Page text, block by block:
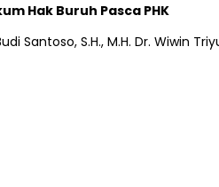
Hak Buruh Pasca PHK
Santoso, S.H., M.H. Dr. Wiwin